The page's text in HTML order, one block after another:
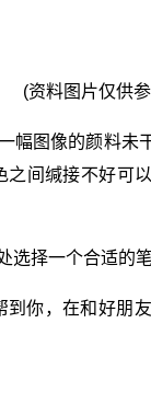
(资料图片仅供
幅图像的颜料未
间缄接不好可
选择一个合适的笔
你，在和好朋